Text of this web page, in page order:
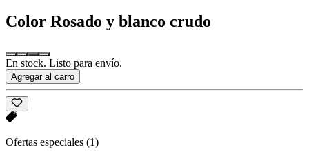
Color Rosado y blanco crudo
En stock. Listo para envío.
Agregar al carro
Ofertas especiales (1)